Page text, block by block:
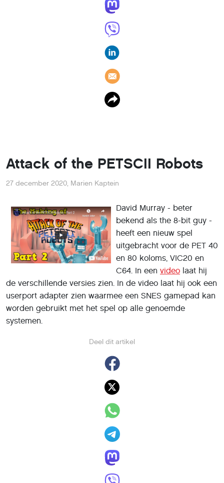
Attack of the PETSCII Robots
Deel dit artikel
27 december 2020, Marien Kaptein
David Murray - beter
bekend als the 8-bit guy -
heeft een nieuw spel
uitgebracht voor de PET 40
en 80 koloms, VIC20 en
C64. In een video laat hij
de verschillende versies zien. In de video laat hij ook een
userport adapter zien waarmee een SNES gamepad kan
worden gebruikt met het spel op alle genoemde
systemen.